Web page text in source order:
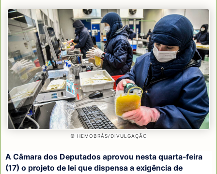
© HEMOBRÁS/DIVULGAÇÃO
A Câmara dos Deputados aprovou nesta quarta-feira
(17) o projeto de lei que dispensa a exigência de